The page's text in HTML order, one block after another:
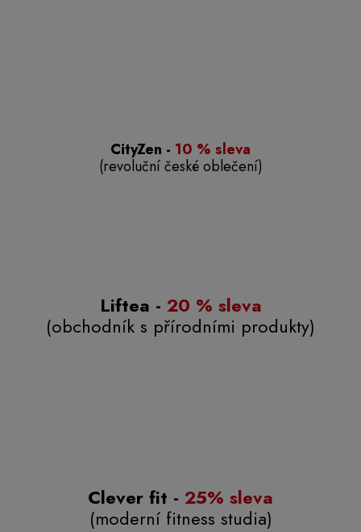
CityZen - 10 % sleva
(revoluční české oblečení)
Liftea - 20 % sleva
(obchodník s přírodními produkty)
Clever fit - 25% sleva
(moderní fitness studia)